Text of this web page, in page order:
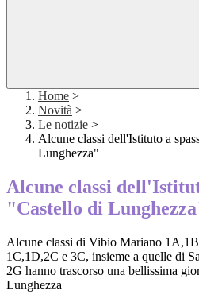
Home >
Novità >
Le notizie >
Alcune classi dell'Istituto a
Lunghezza"
Alcune classi
"Castello di
Alcune classi di Vibio Mariano
1C,1D,2C e 3C, insieme a quelle di
2G hanno trascorso una bellissima
Lunghezza